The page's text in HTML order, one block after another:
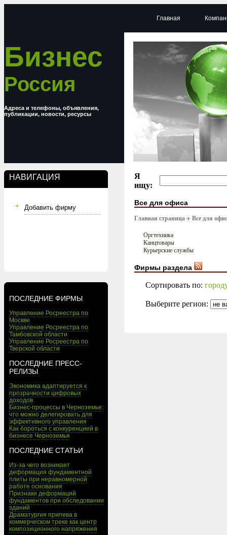
Бизнес
Россия
Адреса и телефоны, объявления,
публикации, новости, ресурсы
НАВИГАЦИЯ
Добавить фирму
ПОСЛЕДНИЕ ФИРМЫ
Управление Росреестра по
Москве
Управление Росреестра по
Тамбовской области
Управление Росреестра по
Тверской области
ПОСЛЕДНИЕ ПРЕСС-
РЕЛИЗЫ
Экономика адаптируется к
прозрачности цифровых
доходов
Бизнес-процессы в Черноземье:
что можно делегировать для
эффективного управления
Как бороться с конкуренцией в
бизнесе Черноземья
ПОСЛЕДНИЕ СТАТЬИ
Из-за чего возникает
деформация фундаментной
плиты при неравномерной
работе основания
Признаки деформаций
фундаментов при обследовании
зданий
Драматургия припева в
коммерческом треке как центр
композиционного напряжения
Главная
Я
ищу:
Все для офиса
Главная страница Все для
Оргтехника
Канцтовары
Курьерские службы
Фирмы раздела
Сортировать по:
Выберите регион: